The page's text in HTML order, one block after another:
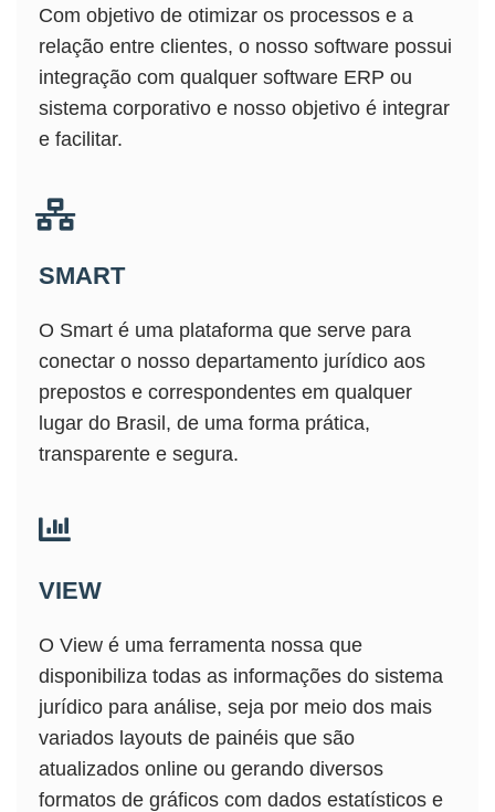
Com objetivo de otimizar os processos e a
relação entre clientes, o nosso software possui
integração com qualquer software ERP ou
sistema corporativo e nosso objetivo é integrar
e facilitar.
SMART
O Smart é uma plataforma que serve para
conectar o nosso departamento jurídico aos
prepostos e correspondentes em qualquer
lugar do Brasil, de uma forma prática,
transparente e segura.
VIEW
O View é uma ferramenta nossa que
disponibiliza todas as informações do sistema
jurídico para análise, seja por meio dos mais
variados layouts de painéis que são
atualizados online ou gerando diversos
formatos de gráficos com dados estatísticos e